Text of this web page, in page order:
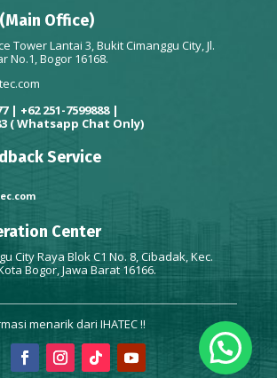
(Main Office)
Tower Lantai 3, Bukit Cimanggu City, Jl.
No.1, Bogor 16168.
| +62 251-7599888 |
( Whatsapp Chat Only)
Service
Center
City Raya Blok C1 No. 8, Cibadak, Kec.
Bogor, Jawa Barat 16166.
menarik dari IHATEC !!